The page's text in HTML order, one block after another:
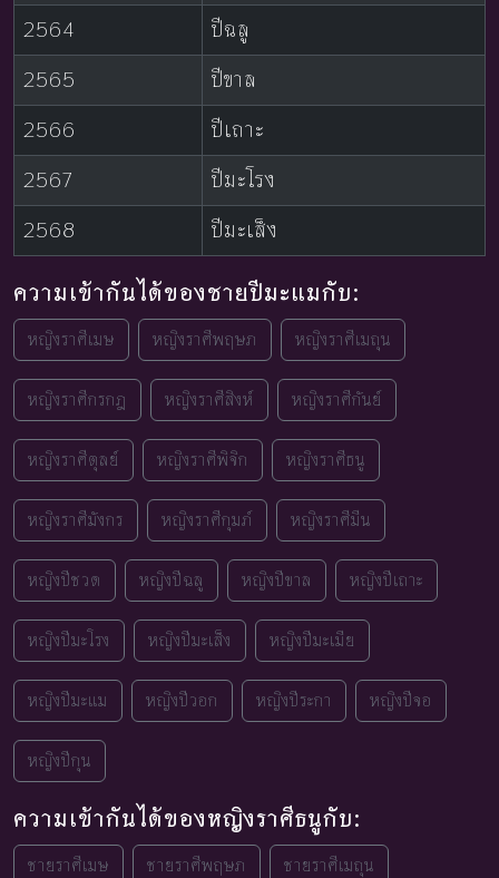
2564
ปีฉลู
2565
ปีขาล
2566
ปีเถาะ
2567
ปีมะโรง
2568
ปีมะเส็ง
ความเข้ากันได้ของชายปีมะแมกับ:
หญิงราศีเมษ หญิงราศีพฤษภ หญิงราศีเมถุน
หญิงราศีกรกฎ หญิงราศีสิงห์ หญิงราศีกันย์
หญิงราศีตุลย์ หญิงราศีพิจิก หญิงราศีธนู
หญิงราศีมังกร หญิงราศีกุมภ์ หญิงราศีมีน
หญิงปีชวด หญิงปีฉลู หญิงปีขาล หญิงปีเถาะ
หญิงปีมะโรง หญิงปีมะเส็ง หญิงปีมะเมีย
หญิงปีมะแม หญิงปีวอก หญิงปีระกา หญิงปีจอ
หญิงปีกุน
ความเข้ากันได้ของหญิงราศีธนูกับ:
ชายราศีเมษ ชายราศีพฤษภ ชายราศีเมถุน